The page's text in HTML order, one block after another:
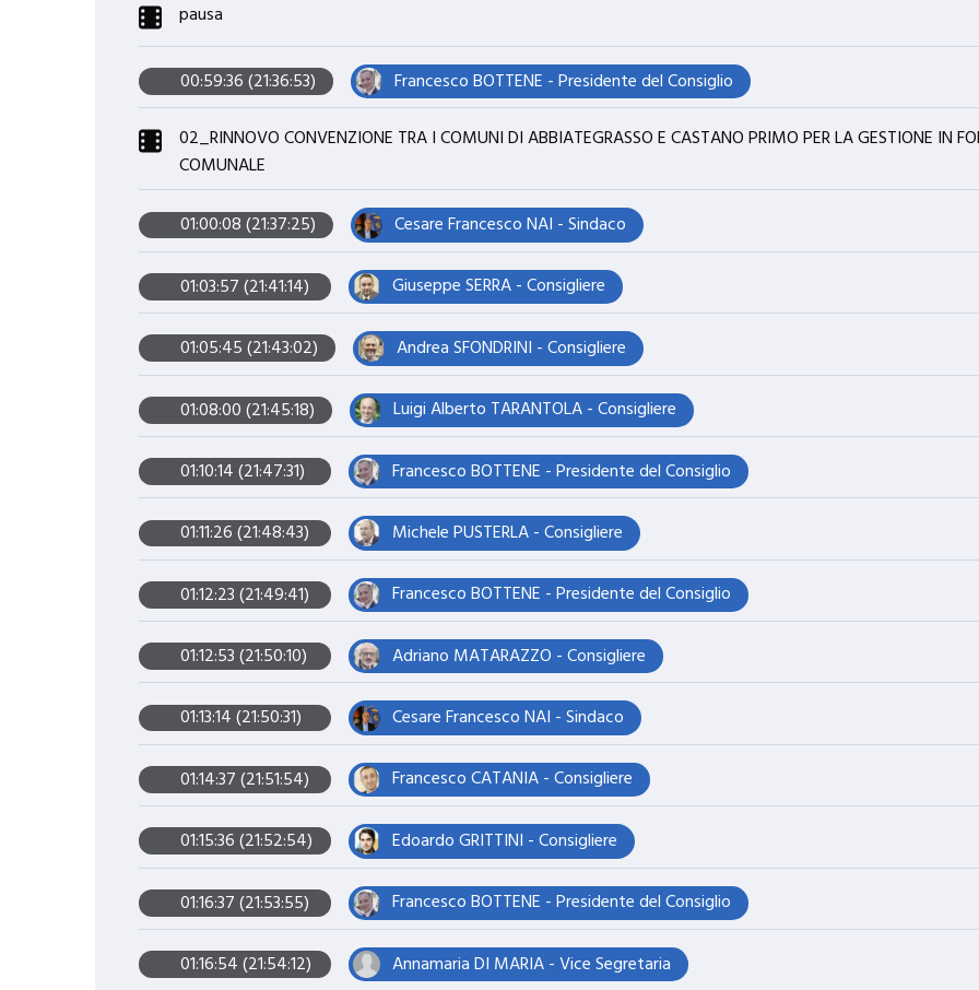
pausa
00:59:36 (21:36:53) Francesco BOTTENE - Presidente del Consiglio
02_RINNOVO CONVENZIONE TRA I COMUNI DI ABBIATEGRASSO E CASTANO PRIMO PER LA GESTIONE IN
COMUNALE
01:00:08 (21:37:25) Cesare Francesco NAI - Sindaco
01:03:57 (21:41:14) Giuseppe SERRA - Consigliere
01:05:45 (21:43:02) Andrea SFONDRINI - Consigliere
01:08:00 (21:45:18) Luigi Alberto TARANTOLA - Consigliere
01:10:14 (21:47:31) Francesco BOTTENE - Presidente del Consiglio
01:11:26 (21:48:43) Michele PUSTERLA - Consigliere
01:12:23 (21:49:41) Francesco BOTTENE - Presidente del Consiglio
01:12:53 (21:50:10) Adriano MATARAZZO - Consigliere
01:13:14 (21:50:31) Cesare Francesco NAI - Sindaco
01:14:37 (21:51:54) Francesco CATANIA - Consigliere
01:15:36 (21:52:54) Edoardo GRITTINI - Consigliere
01:16:37 (21:53:55) Francesco BOTTENE - Presidente del Consiglio
01:16:54 (21:54:12) Annamaria DI MARIA - Vice Segretaria